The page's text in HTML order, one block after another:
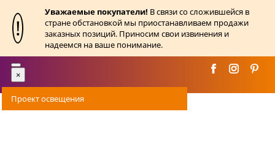
!
Уважаемые покупатели! В связи со сложившейся в
стране обстановкой мы приостанавливаем продажи
заказных позиций. Приносим свои извинения и
надеемся на ваше понимание.
Toggle
navigation
×
Проект освещения